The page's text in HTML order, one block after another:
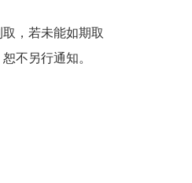
，若未能如期取
不另行通知。